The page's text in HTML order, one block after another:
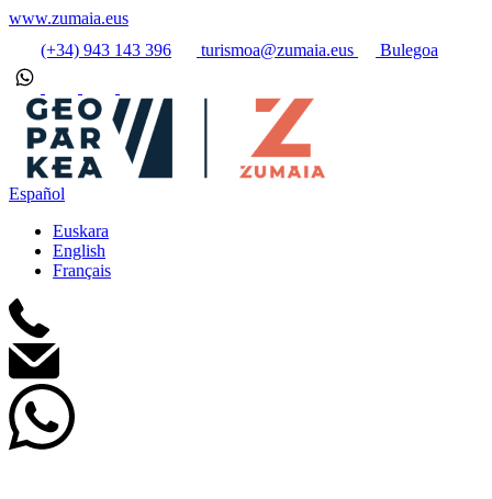
www.zumaia.eus
(+34) 943 143 396
turismoa@zumaia.eus Bulegoa
Español
Euskara
English
Français